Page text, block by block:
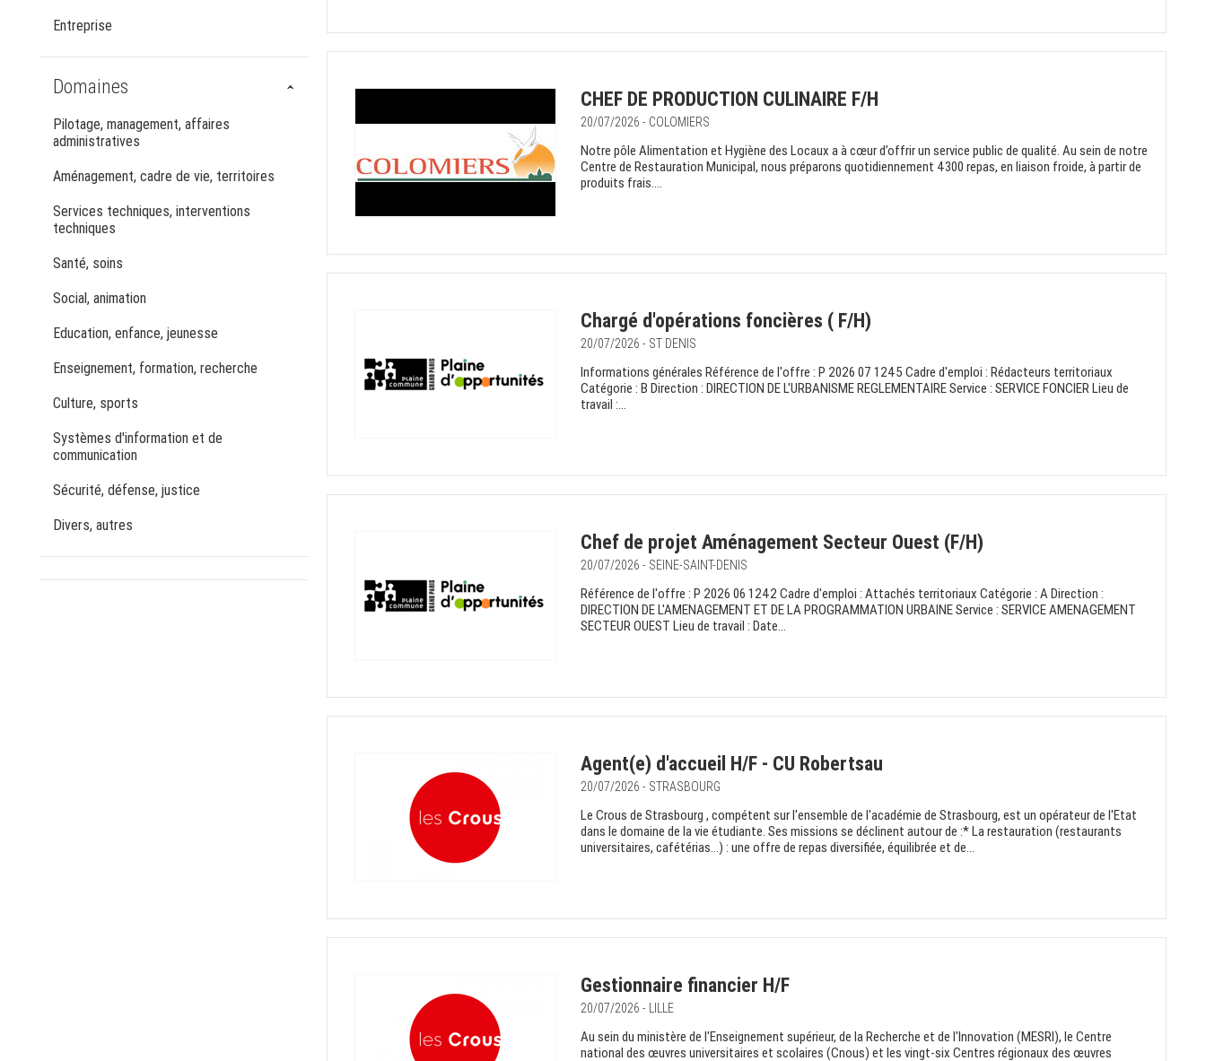
Entreprise
Domaines
Pilotage, management, affaires
administratives
Aménagement, cadre de vie, territoires
Services techniques, interventions
techniques
Santé, soins
Social, animation
Education, enfance, jeunesse
Enseignement, formation, recherche
Culture, sports
Systèmes d'information et de
communication
Sécurité, défense, justice
Divers, autres
CHEF DE PRODUCTION CULINAIRE F/H
20/07/2026 - COLOMIERS
Notre pôle Alimentation et Hygiène des Locaux a à cœur d’offrir un service public de qualité. Au sein de notre
Centre de Restauration Municipal, nous préparons quotidiennement 4300 repas, en liaison froide, à partir de
produits frais....
Chargé d'opérations foncières ( F/H)
20/07/2026 - ST DENIS
Informations générales Référence de l'offre : P 2026 07 1245 Cadre d'emploi : Rédacteurs territoriaux
Catégorie : B Direction : DIRECTION DE L'URBANISME REGLEMENTAIRE Service : SERVICE FONCIER Lieu de
travail :...
Chef de projet Aménagement Secteur Ouest (F/H)
20/07/2026 - SEINE-SAINT-DENIS
Référence de l'offre : P 2026 06 1242 Cadre d'emploi : Attachés territoriaux Catégorie : A Direction :
DIRECTION DE L'AMENAGEMENT ET DE LA PROGRAMMATION URBAINE Service : SERVICE AMENAGEMENT
SECTEUR OUEST Lieu de travail : Date...
Agent(e) d'accueil H/F - CU Robertsau
20/07/2026 - STRASBOURG
Le Crous de Strasbourg , compétent sur l'ensemble de l'académie de Strasbourg, est un opérateur de l'Etat
dans le domaine de la vie étudiante. Ses missions se déclinent autour de :* La restauration (restaurants
universitaires, cafétérias…) : une offre de repas diversifiée, équilibrée et de...
Gestionnaire financier H/F
20/07/2026 - LILLE
Au sein du ministère de l'Enseignement supérieur, de la Recherche et de l'Innovation (MESRI), le Centre
national des œuvres universitaires et scolaires (Cnous) et les vingt-six Centres régionaux des œuvres